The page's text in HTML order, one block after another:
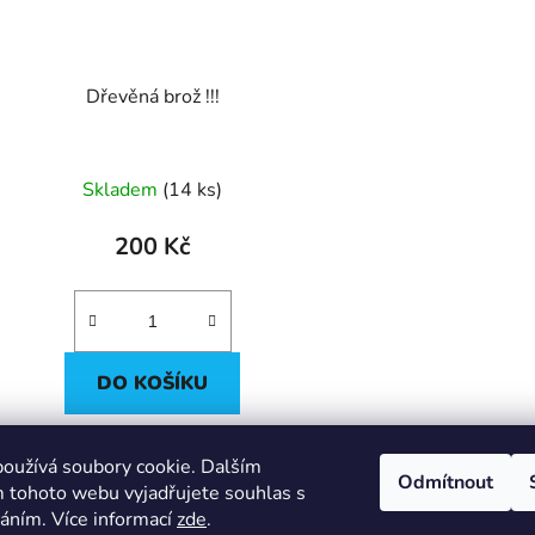
soubory cookie. Dalším
tohoto webu vyjadřujete souhlas s
Více informacízde.
Odmítnout
Dřevěná brož !!!
hodnocení
produktu
5,0
z
hvězdiček.
Skladem (14 ks)
200 Kč
DO KOŠÍKU
Moje objednávka